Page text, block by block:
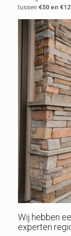
tussen €50 en
Wij hebben
experten